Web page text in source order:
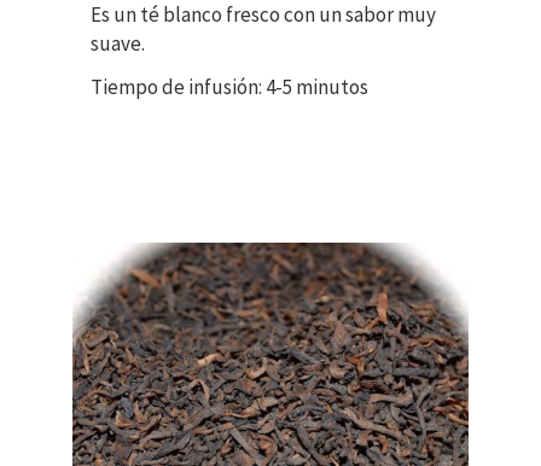
Es un té blanco fresco con un sabor muy
suave.
Tiempo de infusión: 4-5 minutos